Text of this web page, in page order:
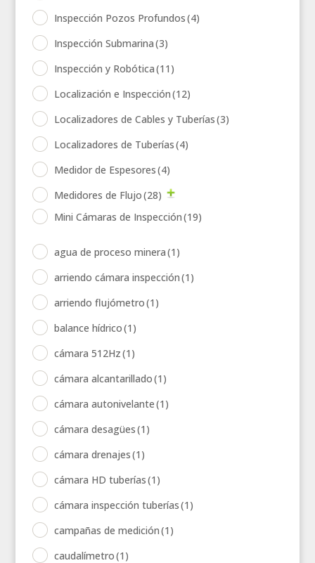
Inspección Pozos Profundos(4)
Inspección Submarina(3)
Inspección y Robótica(11)
Localización e Inspección(12)
Localizadores de Cables y Tuberías(3)
Localizadores de Tuberías(4)
Medidor de Espesores(4)
Medidores de Flujo(28)
Mini Cámaras de Inspección(19)
agua de proceso minera(1)
arriendo cámara inspección(1)
arriendo flujómetro(1)
balance hídrico(1)
cámara 512Hz(1)
cámara alcantarillado(1)
cámara autonivelante(1)
cámara desagües(1)
cámara drenajes(1)
cámara HD tuberías(1)
cámara inspección tuberías(1)
campañas de medición(1)
caudalímetro(1)